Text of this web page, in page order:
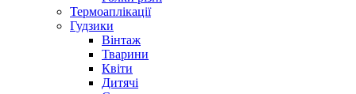
Термоаплікації
Гудзики
Вінтаж
Тварини
Квіти
Дитячі